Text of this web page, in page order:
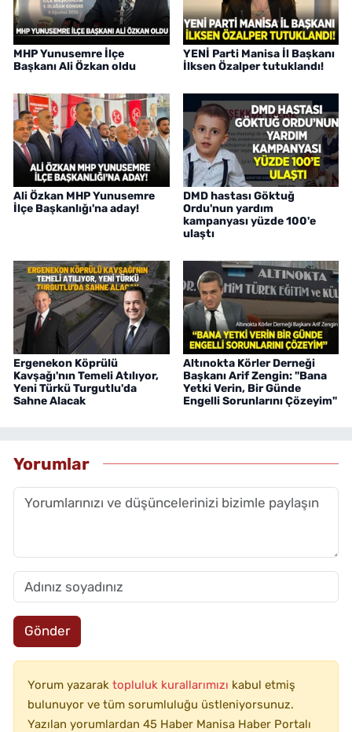
MHP Yunusemre İlçe
Başkanı Ali Özkan oldu
YENİ Parti Manisa İl Başkanı
İlksen Özalper tutuklandı!
Ali Özkan MHP Yunusemre
İlçe Başkanlığı'na aday!
DMD hastası Göktuğ
Ordu'nun yardım
kampanyası yüzde 100'e
ulaştı
Ergenekon Köprülü
Kavşağı'nın Temeli Atılıyor,
Yeni Türkü Turgutlu'da
Sahne Alacak
Altınokta Körler Derneği
Başkanı Arif Zengin: "Bana
Yetki Verin, Bir Günde
Engelli Sorunlarını Çözeyim"
Yorumlar
Gönder
Yorum yazarak topluluk kurallarımızı kabul etmiş
bulunuyor ve tüm sorumluluğu üstleniyorsunuz.
Yazılan yorumlardan 45 Haber Manisa Haber Portalı